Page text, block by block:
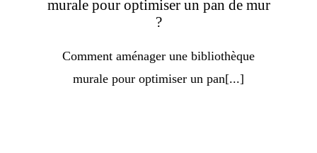
murale pour optimiser un pan de mur
?
Comment aménager une bibliothèque
murale pour optimiser un pan[...]